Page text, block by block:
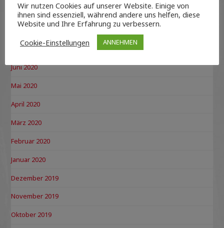
September 2020
Juli 2020
Juni 2020
Mai 2020
April 2020
März 2020
Februar 2020
Januar 2020
Dezember 2019
November 2019
Oktober 2019
Wir nutzen Cookies auf unserer Website. Einige von
ihnen sind essenziell, während andere uns helfen, diese
Website und Ihre Erfahrung zu verbessern.
Cookie-Einstellungen
ANNEHMEN